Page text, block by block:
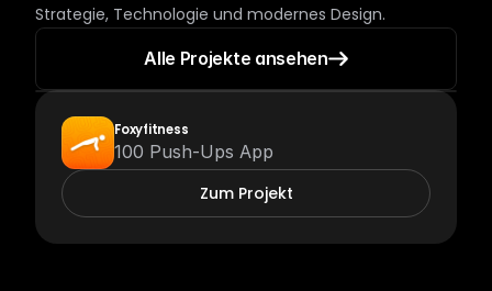
Strategie, Technologie und modernes Design.
Alle Projekte ansehen
Foxyfitness
100 Push-Ups App
Zum Projekt